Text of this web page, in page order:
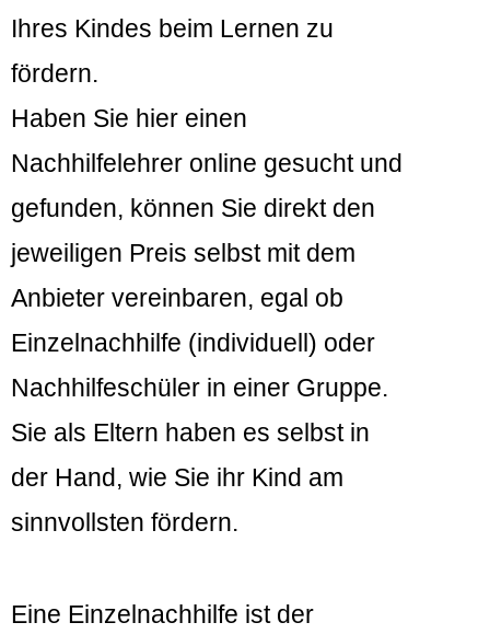
Ihres Kindes beim Lernen zu
fördern.
Haben Sie hier einen
Nachhilfelehrer online gesucht und
gefunden, können Sie direkt den
jeweiligen Preis selbst mit dem
Anbieter vereinbaren, egal ob
Einzelnachhilfe (individuell) oder
Nachhilfeschüler in einer Gruppe.
Sie als Eltern haben es selbst in
der Hand, wie Sie ihr Kind am
sinnvollsten fördern.
Eine Einzelnachhilfe ist der